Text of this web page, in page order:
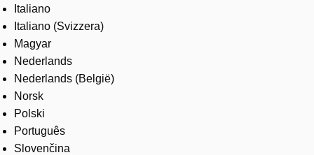
Italiano
Italiano (Svizzera)
Magyar
Nederlands
Nederlands (België)
Norsk
Polski
Português
Slovenčina